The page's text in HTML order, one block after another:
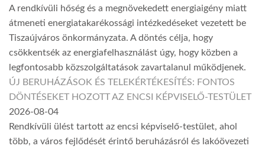
A rendkívüli hőség és a megnövekedett energiaigény miatt
átmeneti energiatakarékossági intézkedéseket vezetett be
Tiszaújváros önkormányzata. A döntés célja, hogy
csökkentsék az energiafelhasználást úgy, hogy közben a
legfontosabb közszolgáltatások zavartalanul működjenek.
ÚJ BERUHÁZÁSOK ÉS TELEKÉRTÉKESÍTÉS: FONTOS
DÖNTÉSEKET HOZOTT AZ ENCSI KÉPVISELŐ-TESTÜLET
2026-08-04
Rendkívüli ülést tartott az encsi képviselő-testület, ahol
több, a város fejlődését érintő beruházásról és lakóövezeti